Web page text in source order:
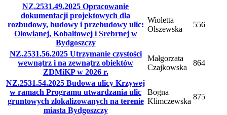
NZ.2531.49.2025 Opracowanie
dokumentacji projektowych dla
rozbudowy, budowy i przebudowy ulic:
Ołowianej, Kobaltowej i Srebrnej w
Bydgoszczy
Wioletta
Olszewska
556
NZ.2531.56.2025 Utrzymanie czystości
wewnątrz i na zewnątrz obiektów
ZDMiKP w 2026 r.
Małgorzata
Czajkowska
864
NZ.2531.54.2025 Budowa ulicy Krzywej
w ramach Programu utwardzania ulic
gruntowych zlokalizowanych na terenie
miasta Bydgoszczy
Bogna
Klimczewska
875